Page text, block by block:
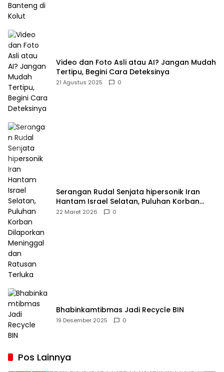
Video dan Foto Asli atau AI? Jangan Mudah
Tertipu, Begini Cara Deteksinya
21 Agustus 2025 0
Serangan Rudal Senjata hipersonik Iran
Hantam Israel Selatan, Puluhan Korban
Dilaporkan Meninggal dan Ratusan Terluka
22 Maret 2026 0
Bhabinkamtibmas Jadi Recycle BIN
19 Desember 2025 0
Pos LainnyaPenumpang Batik Air Diduga Coba Buka